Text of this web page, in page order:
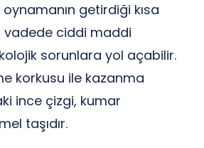
getirdiği kısa
vadede ciddi maddi
sorunlara yol açabilir.
korkusu ile kazanma
ince çizgi, kumar
taşıdır.